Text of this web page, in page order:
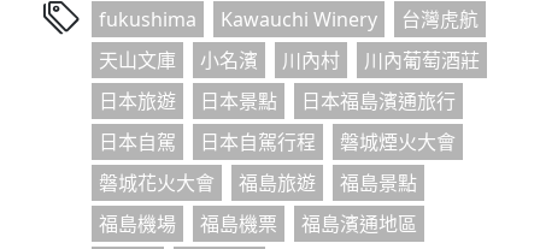
fukushima
Kawauchi Winery
台灣虎航
天山文庫
小名濱 川內村
川內葡萄酒莊
日本旅遊
日本景點
日本福島濱通旅行
日本自駕
日本自駕行程
磐城煙火大會
磐城花火大會
福島旅遊
福島景點
福島機場
福島機票
福島濱通地區